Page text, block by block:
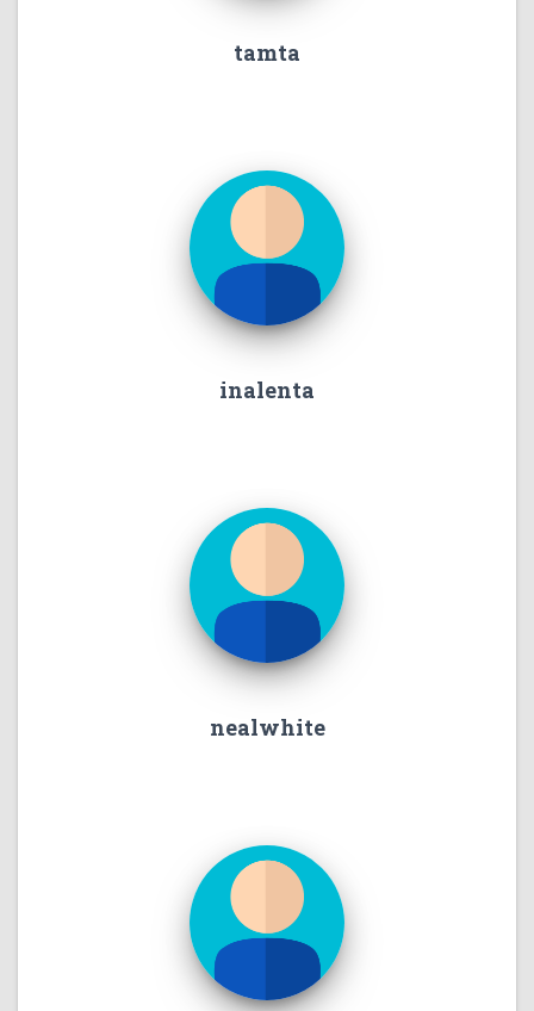
tamta
inalenta
nealwhite